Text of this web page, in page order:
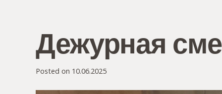
Дежурная
Posted on 10.06.2025